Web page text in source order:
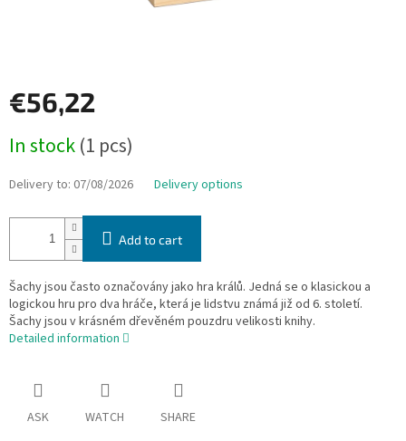
€56,22
price:
In stock(1 pcs)
Delivery to: 07/08/2026 Delivery options
Add to cart
Šachy jsou často označovány jako hra králů. Jedná se o klasickou a
logickou hru pro dva hráče, která je lidstvu známá již od 6. století.
Šachy jsou v krásném dřevěném pouzdru velikosti knihy.
Detailed information
ASK WATCH SHARE